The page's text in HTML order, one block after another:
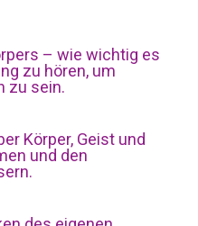
– wie wichtig es
zu hören, um
zu sein.
Körper, Geist und
und den